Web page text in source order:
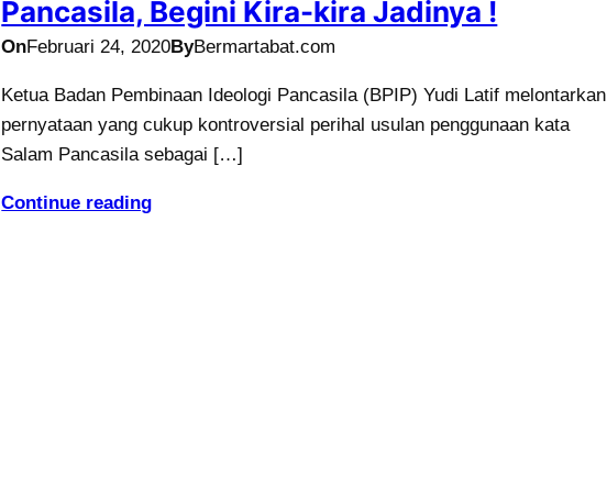
Pancasila, Begini Kira-kira Jadinya !
OnFebruari 24, 2020ByBermartabat.com
Ketua Badan Pembinaan Ideologi Pancasila (BPIP) Yudi Latif melontarkan
pernyataan yang cukup kontroversial perihal usulan penggunaan kata
Salam Pancasila sebagai […]
Continue reading